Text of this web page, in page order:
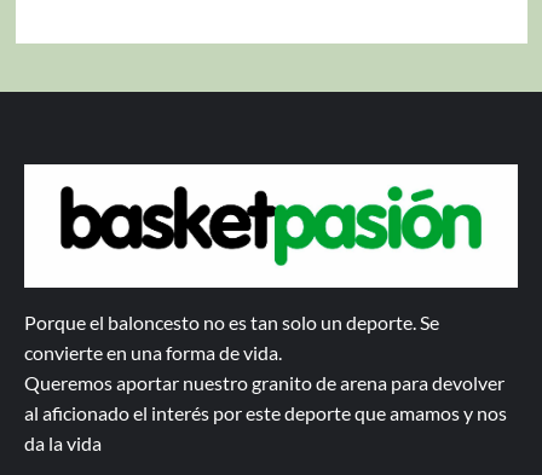
Porque el baloncesto no es tan solo un deporte. Se
convierte en una forma de vida.
Queremos aportar nuestro granito de arena para devolver
al aficionado el interés por este deporte que amamos y nos
da la vida